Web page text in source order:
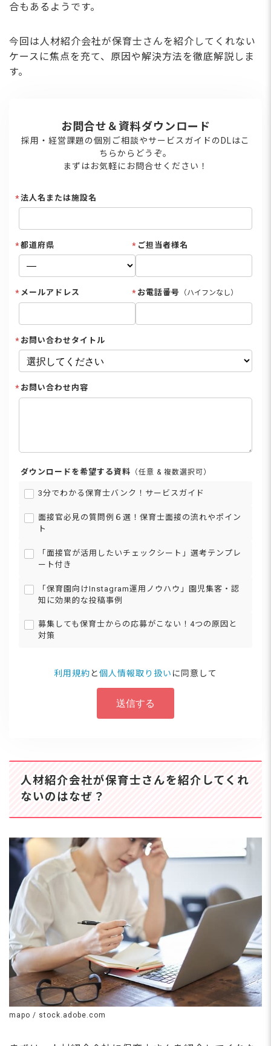
合もあるようです。
今回は人材紹介会社が保育士さんを紹介してくれない
ケースに焦点を充て、原因や解決方法を徹底解説しま
す。
お問合せ＆資料ダウンロード
採用・経営課題の個別ご相談やサービスガイドのDLはこ
ちらからどうぞ。
まずはお気軽にお問合せください！
法人名または施設名
都道府県 ご担当者様名
メールアドレス お電話番号 （ハイフンなし）
お問い合わせタイトル
お問い合わせ内容
ダウンロードを希望する資料 （任意 & 複数選択可）
3分でわかる保育士バンク！サービスガイド
面接官必見の質問例６選！保育士面接の流れやポイン
ト
「面接官が活用したいチェックシート」選考テンプレ
ート付き
「保育園向けInstagram運用ノウハウ」園児集客・認
知に効果的な投稿事例
募集しても保育士からの応募がこない！4つの原因と
対策
利用規約と個人情報取り扱い に同意して
人材紹介会社が保育士さんを紹介してくれ
ないのはなぜ？
mapo / stock.adobe.com